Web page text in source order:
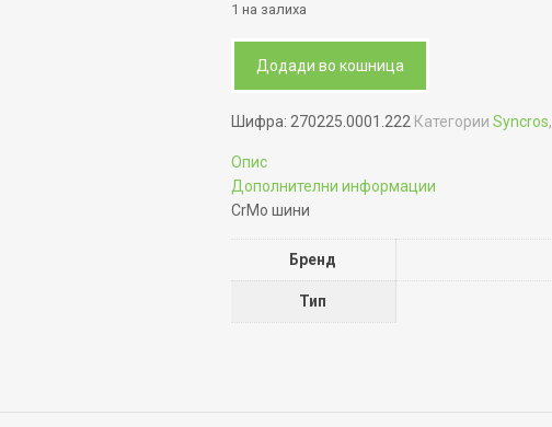
4,490.00ден.
1 на залиха
Додади во кошница
Шифра: 270225.0001.222 Категории Syncros,
Опис
Дополнителни информации
CrMo шини
Бренд
Тип